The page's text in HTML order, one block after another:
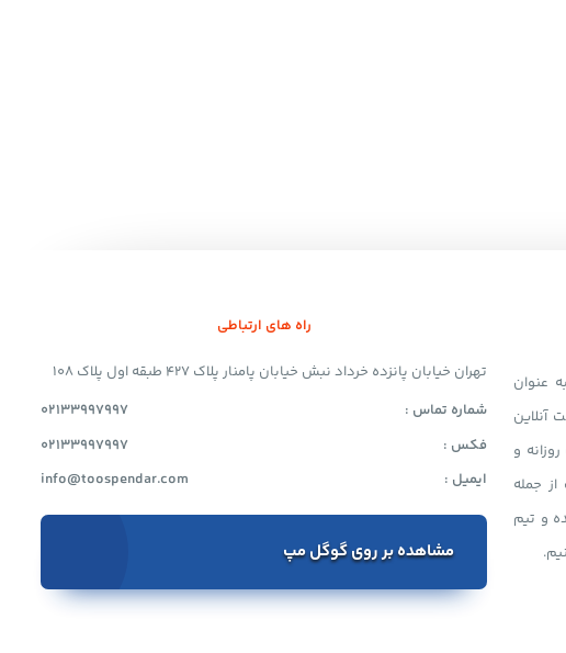
عنوان
آنلاین
و
جمله
و تیم
راه های ارتباطی
تهران خیابان پانزده خرداد نبش خیابان پامنار پلاک 427 طبقه اول پلاک 108
شماره تماس :
02133997997
فکس :
02133997997
ایمیل :
info@toospendar.com
مشاهده بر روی گوگل مپ